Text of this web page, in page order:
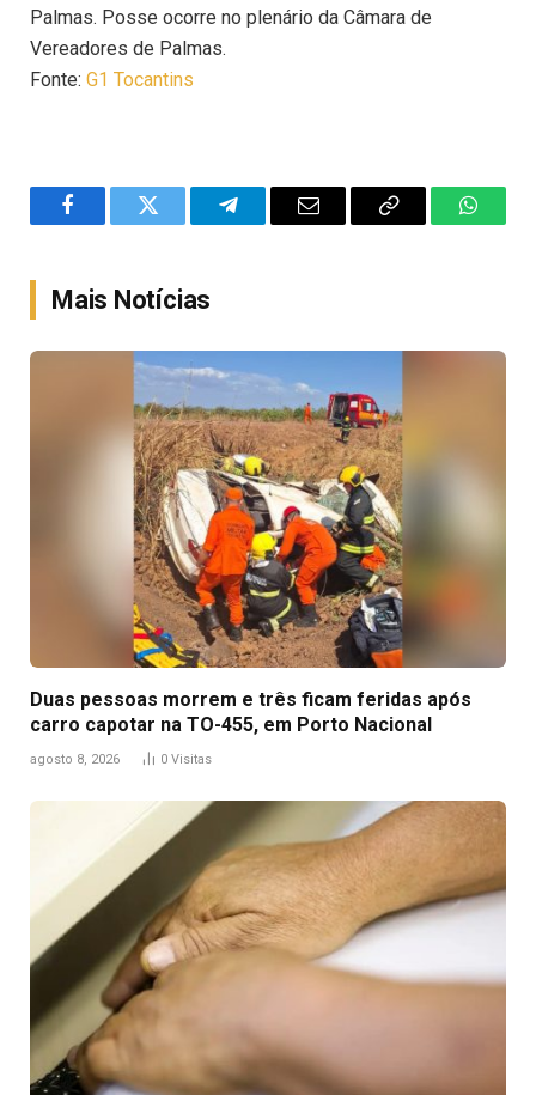
Palmas. Posse ocorre no plenário da Câmara de
Vereadores de Palmas.
Fonte: G1 Tocantins
FacebookTwitter TelegramEmail
Copy
Mais Notícias
Duas pessoas morrem e três ficam feridas após
carro capotar na TO-455, em Porto Nacional
agosto 8, 2026 0 Visitas